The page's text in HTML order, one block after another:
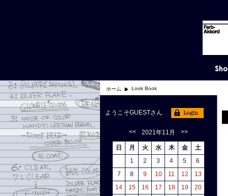
ホーム Look Book
ようこそGUESTさん
<< 2021年11月 >>
日 月 火 水 木 金
土
1
2 3 4 5
6
7
8 9 10 11 12
13
14
15 16 17 18 19
20